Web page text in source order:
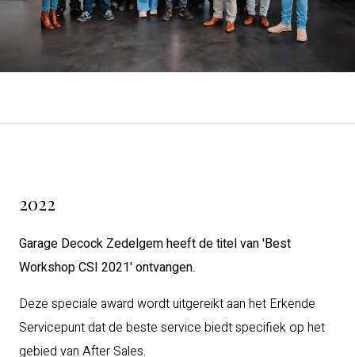
2022
Garage Decock Zedelgem heeft de titel van 'Best
Workshop CSI 2021' ontvangen.
Deze speciale award wordt uitgereikt aan het Erkende
Servicepunt dat de beste service biedt specifiek op het
gebied van After Sales.